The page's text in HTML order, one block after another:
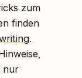
zum
finden
.
nur